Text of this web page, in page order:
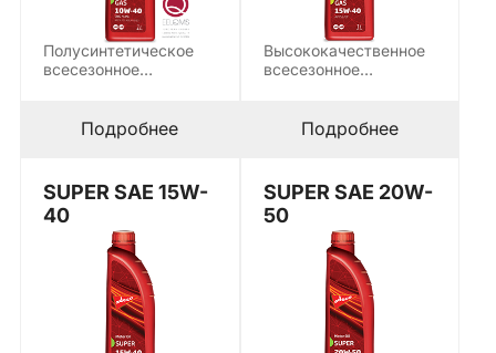
Полусинтетическое
всесезонное
устойчивостью к
сдвигу (stay…
Подробнее
Высококачественное
всесезонное
смазывания
двигателей легковых
Подробнее
SUPER SAE 15W-
40
SUPER SAE 20W-
50